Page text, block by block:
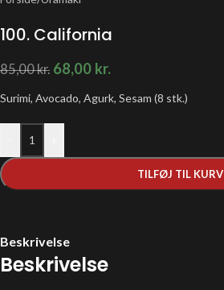
100. California
85,00kr. 68,00 kr.
Surimi, Avocado, Agurk, Sesam (8 stk.)
TILFØJ TIL KURV
Beskrivelse
Beskrivelse